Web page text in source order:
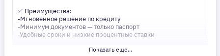
✅ Преимущества:
-Мгновенное решение по кредиту
-Минимум документов — только паспорт
-Удобные сроки и низкие процентные ставки
Не откладывайте свои желания на потом! Получите то, что
Показать еще...